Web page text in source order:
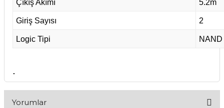
Çıkış Akımı 5.2m
Giriş Sayısı 2
Logic Tipi NAND
.
Yorumlar